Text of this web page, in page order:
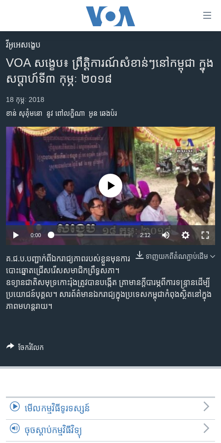
គេហទំព័រ​
រំលង​
និង​
ទៅ​​
ទំព័រ​
ព័ត៌មាន​​
រំលង​
ទៅ​
ទំព័រ​
រចនា
សម្ព័ន្ធ​
រំលង​
និង​
ចូល​
ទៅ​
កាន់​
ទំព័រ​
កម្ពុជា
អន្តរជាតិ
អាមេរិក
ចិន
កម្ពុជាច្នៃប្រតិដ្ឋ
ព្រឹត្តិការណ៍ព័ត៌មាន
ទូរទស្សន៍ / វីដេអូ​
វិទ្យុ / ផតខាសថ៍
កម្មវិធីទាំងអស់
Khmer English
បណ្តាញ​សង្គម
ភាសា
វីអូអេសង្ខេប
VOA សង្ខេប៖ ព្រឹត្តិការណ៍សំខាន់ៗនៅកម្ពុជា ក្នុង
សប្តាហ៍ទី៣ កុម្ភៈ​​ ២០១៨
18 កុម្ភៈ 2018
ខាន់ សុគុំមនោ
នូវ ពៅលក្ខិណា អូន ឆេងប៉រ
No media source currently available
0:00 2:12
ទាញ​យក​ពី​តំណភ្ជាប់​ដើម
គ.ជ.ប.​បញ្ជាក់​ពី​ឯករាជ្យភាព​របស់​ខ្លួន​​មុន​ការ​
បោះឆ្នោត​ជ្រើស​រើស​សមាជិក​​ព្រឹទ្ធ​សភា​​។
ឧទ្យាន​ជាតិ​សមុទ្រ​កោះរ៉ុង​ត្រូវ​បាន​បង្កើត ​គ្រា​មាន​ក្តីបារម្ភ​ពី​ការ​ទន្ទ្រាន​ដើម្បី​
ប្រយោជន៍​បុគ្គល។ សារព័ត៌មាន​ឯករាជ្យ​ក្នុង​ប្រទេស​កម្ពុជាកំពុង​ស្ថិត​នៅ​ក្នុង​
ភាព​មហន្តរាយ។
ចែករំលែក
មើល​កម្មវិធី​ទូរទស្សន៍
ចុចស្តាប់កម្មវិធីវិទ្យុ